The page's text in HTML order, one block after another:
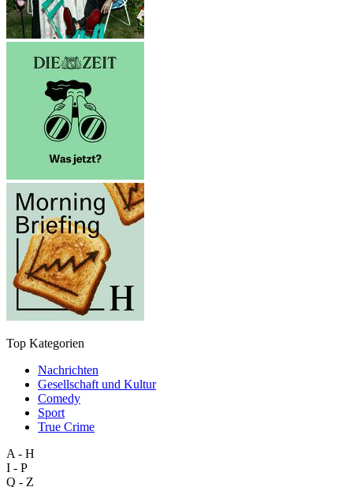
Top Kategorien
Nachrichten
Gesellschaft und Kultur
Comedy
Sport
True Crime
A - H
I - P
Q - Z